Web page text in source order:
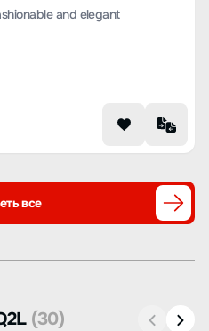
and elegant
все
(30)